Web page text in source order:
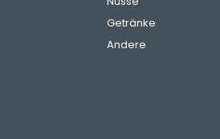
Getränke
Andere